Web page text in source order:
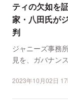
ティの欠如を
家・八田氏が
判
ジャニーズ事務
見を、ガバナン
2023年10月02日